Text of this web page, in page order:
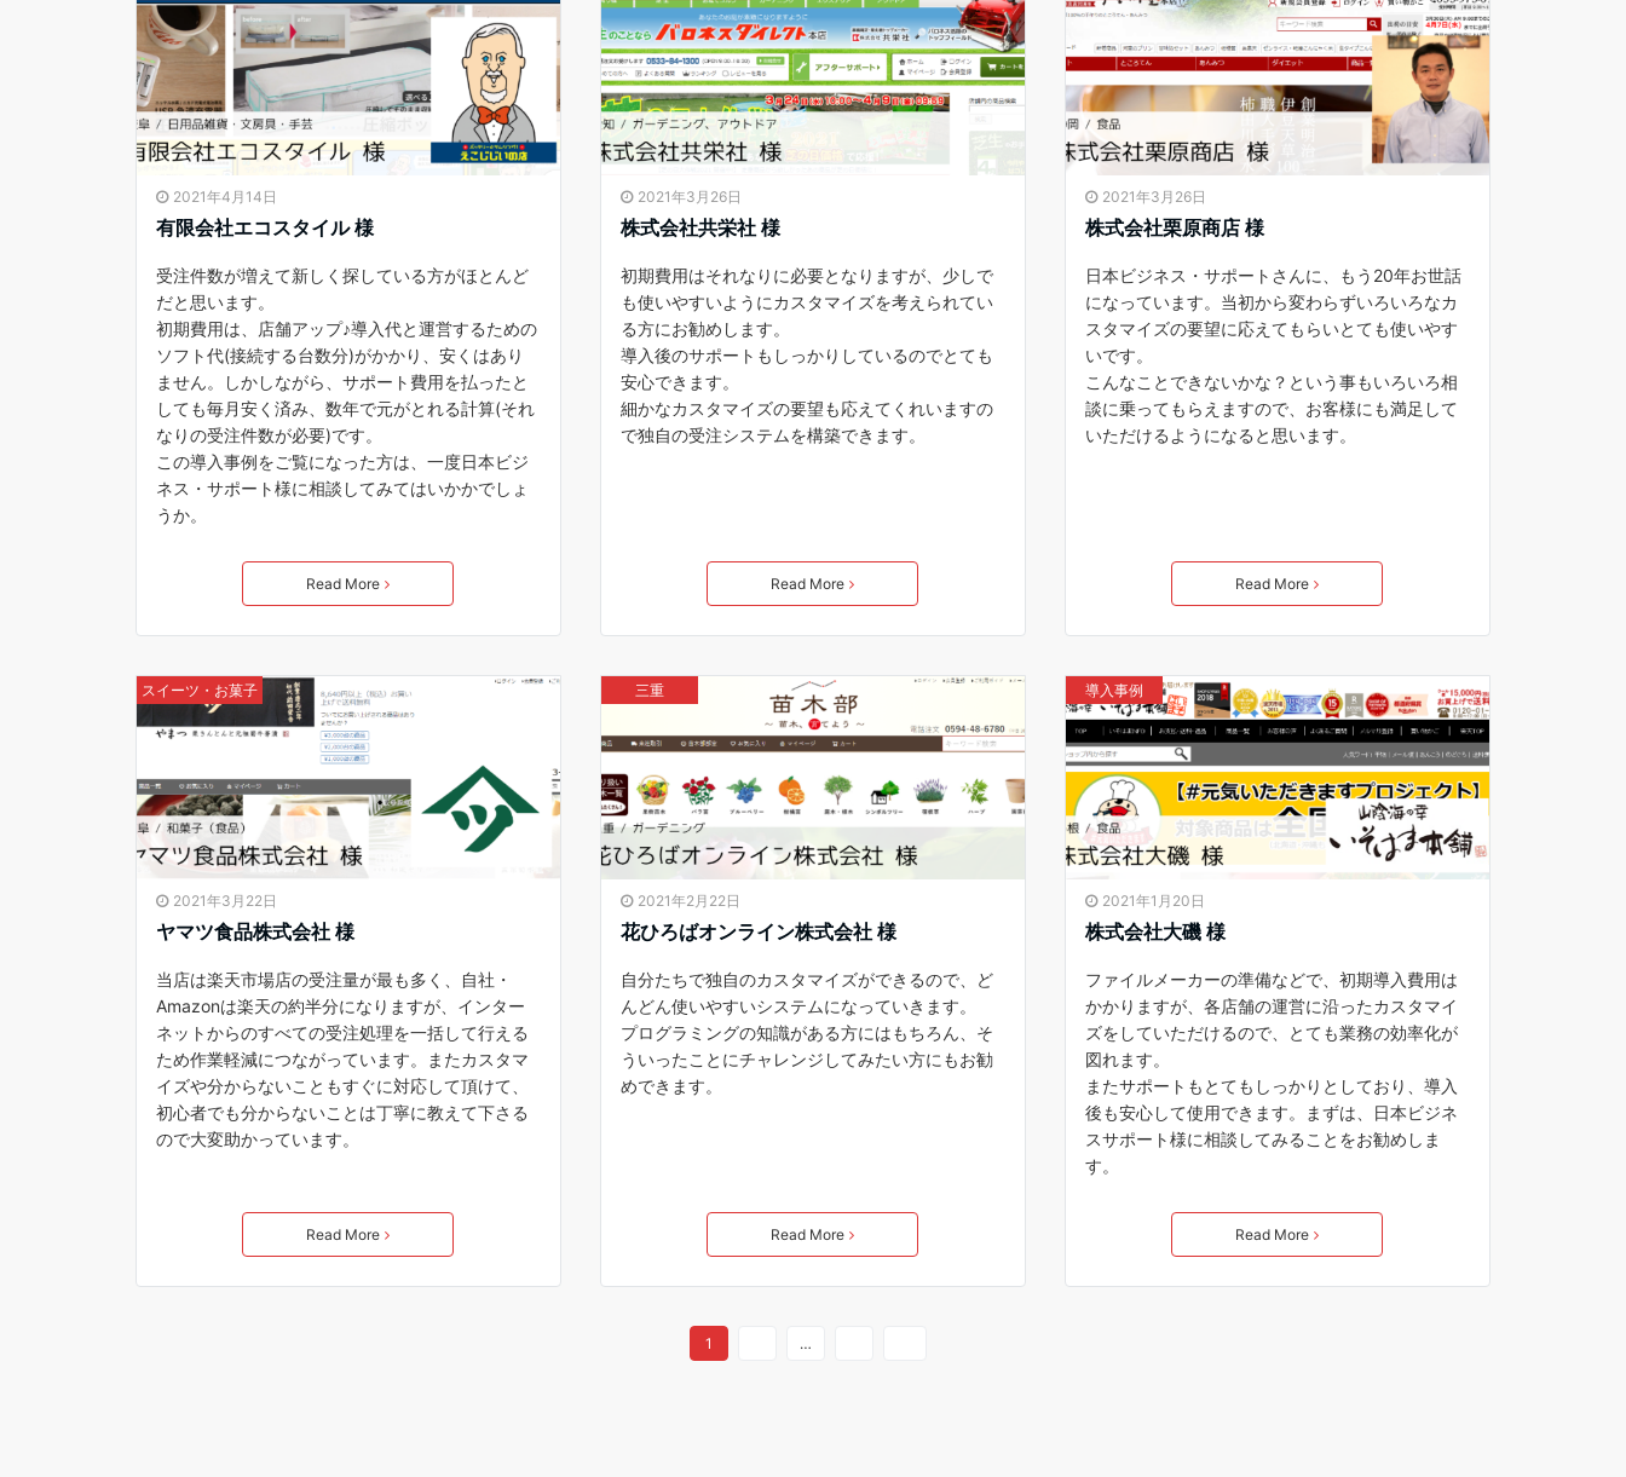
2021年4月14日
有限会社エコスタイル 様
受注件数が増えて新しく探している方がほとんど
だと思います。
初期費用は、店舗アップ♪導入代と運営するための
ソフト代(接続する台数分)がかかり、安くはあり
ません。しかしながら、サポート費用を払ったと
しても毎月安く済み、数年で元がとれる計算(それ
なりの受注件数が必要)です。
この導入事例をご覧になった方は、一度日本ビジ
ネス・サポート様に相談してみてはいかかでしょ
うか。
Read More
2021年3月26日
株式会社共栄社 様
初期費用はそれなりに必要となりますが、少しで
も使いやすいようにカスタマイズを考えられてい
る方にお勧めします。
導入後のサポートもしっかりしているのでとても
安心できます。
細かなカスタマイズの要望も応えてくれいますの
で独自の受注システムを構築できます。
Read More
2021年3月26日
株式会社栗原商店 様
日本ビジネス・サポートさんに、もう20年お世話
になっています。当初から変わらずいろいろなカ
スタマイズの要望に応えてもらいとても使いやす
いです。
こんなことできないかな？という事もいろいろ相
談に乗ってもらえますので、お客様にも満足して
いただけるようになると思います。
Read More
スイーツ・お菓子
2021年3月22日
ヤマツ食品株式会社 様
当店は楽天市場店の受注量が最も多く、自社・
Amazonは楽天の約半分になりますが、インター
ネットからのすべての受注処理を一括して行える
ため作業軽減につながっています。またカスタマ
イズや分からないこともすぐに対応して頂けて、
初心者でも分からないことは丁寧に教えて下さる
ので大変助かっています。
Read More
三重
2021年2月22日
花ひろばオンライン株式会社 様
自分たちで独自のカスタマイズができるので、ど
んどん使いやすいシステムになっていきます。
プログラミングの知識がある方にはもちろん、そ
ういったことにチャレンジしてみたい方にもお勧
めできます。
Read More
導入事例
2021年1月20日
株式会社大磯 様
ファイルメーカーの準備などで、初期導入費用は
かかりますが、各店舗の運営に沿ったカスタマイ
ズをしていただけるので、とても業務の効率化が
図れます。
またサポートもとてもしっかりとしており、導入
後も安心して使用できます。まずは、日本ビジネ
スサポート様に相談してみることをお勧めしま
す。
Read More
1 …